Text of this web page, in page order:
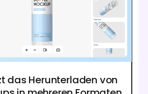
das Herunterladen von